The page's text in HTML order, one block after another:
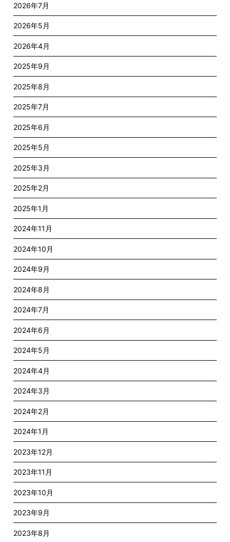
2026年7月
2026年5月
2026年4月
2025年9月
2025年8月
2025年7月
2025年6月
2025年5月
2025年3月
2025年2月
2025年1月
2024年11月
2024年10月
2024年9月
2024年8月
2024年7月
2024年6月
2024年5月
2024年4月
2024年3月
2024年2月
2024年1月
2023年12月
2023年11月
2023年10月
2023年9月
2023年8月